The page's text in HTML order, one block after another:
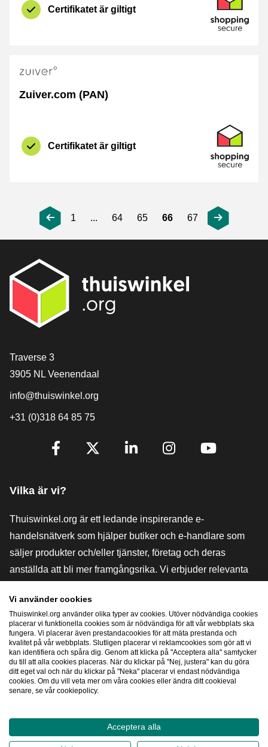
Certifikatet är giltigt
Zuiver.com (PAN)
Certifikatet är giltigt
Certifikat
Shopping
1 ... 64 65 66 67
[_General:Contact]
Traverse 3
3905 NL Veenendaal
info@thuiswinkel.org
+31 (0)318 64 85 75
[_General:SocialMediaTitle]
Vilka är vi?
Thuiswinkel.org är ett ledande inspirerande e-
handelsnätverk som hjälper butiker och e-handlare som
säljer produkter och/eller tjänster, företag och deras
anställda att bli mer framgångsrika. Vi erbjuder relevanta
Thuiswinkel-recensioner, rättsliga medel och rådgivning,
stöd, marknadsundersökningar och vi har en egen
utbildningsplattform, Thuiswinkel e-Academy.
Navigera snabbt
2026©Thuiswinkel.org
Vi använder cookies
Thuiswinkel.org använder olika typer av cookies. Utöver nödvändiga cookies
placerar vi funktionella cookies som är nödvändiga för att vår webbplats ska
fungera. Vi placerar även prestandacookies för att mäta prestanda och
kvalitet på vår webbplats. Slutligen placerar vi reklamcookies som gör att vi
kan identifiera och spåra dig. Genom att klicka på "Acceptera alla" samtycker
du till att alla cookies placeras. När du klickar på "Nej, justera" kan du göra
ditt eget val och när du klickar på "Neka" placerar vi endast nödvändiga
cookies. Om du vill veta mer om våra cookies eller ändra ditt cookieval
senare, se vår cookiepolicy.
Acceptera alla